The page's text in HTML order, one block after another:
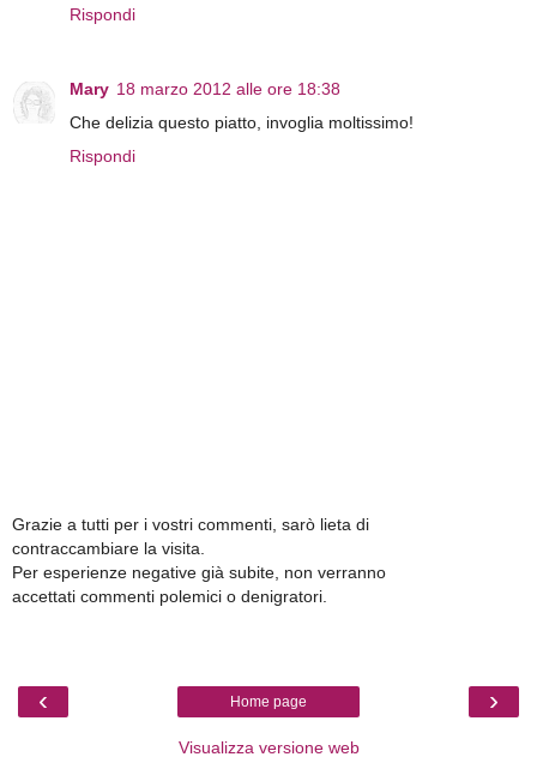
Rispondi
Mary 18 marzo 2012 alle ore 18:38
Che delizia questo piatto, invoglia moltissimo!
Rispondi
Grazie a tutti per i vostri commenti, sarò lieta di
contraccambiare la visita.
Per esperienze negative già subite, non verranno
accettati commenti polemici o denigratori.
‹ ›
Home page
Visualizza versione web